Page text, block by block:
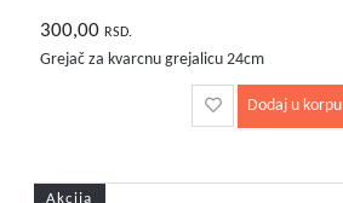
300,00 RSD.
Grejač za kvarcnu grejalicu 24cm
Dodaj u korpu
Akcija